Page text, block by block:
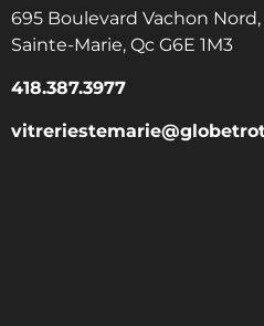
695 Boulevard Vachon Nord,
Sainte-Marie, Qc G6E 1M3
418.387.3977